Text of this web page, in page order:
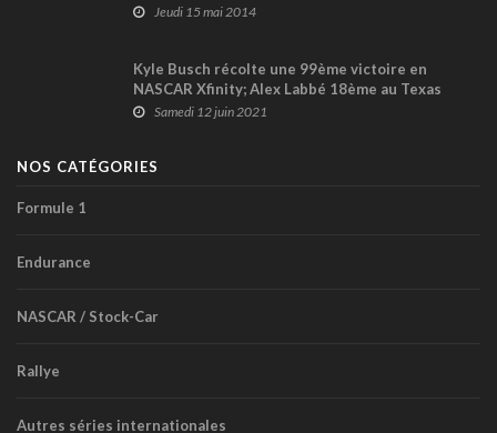
Jeudi 15 mai 2014
Kyle Busch récolte une 99ème victoire en
NASCAR Xfinity; Alex Labbé 18ème au Texas
Motor Speedway (+ vidéo)
Samedi 12 juin 2021
NOS CATÉGORIES
Formule 1
Endurance
NASCAR / Stock-Car
Rallye
Autres séries internationales